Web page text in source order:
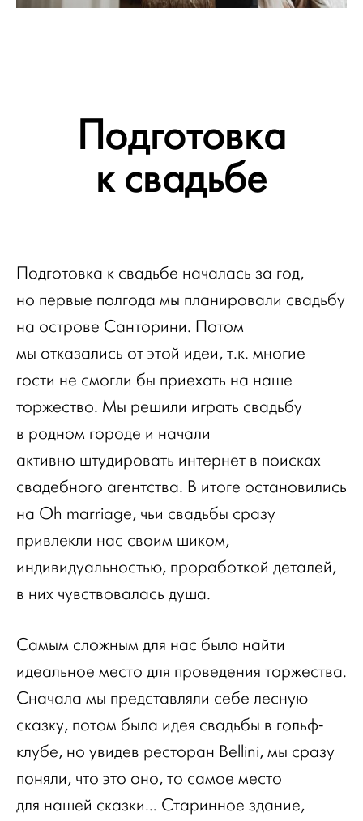
Подготовка
к свадьбе
Подготовка к свадьбе началась за год,
но первые полгода мы планировали свадьбу
на острове Санторини. Потом
мы отказались от этой идеи, т.к. многие
гости не смогли бы приехать на наше
торжество. Мы решили играть свадьбу
в родном городе и начали
активно штудировать интернет в поисках
свадебного агентства. В итоге остановились
на Oh marriage, чьи свадьбы сразу
привлекли нас своим шиком,
индивидуальностью, проработкой деталей,
в них чувствовалась душа.
Самым сложным для нас было найти
идеальное место для проведения торжества.
Сначала мы представляли себе лесную
сказку, потом была идея свадьбы в гольф-
клубе, но увидев ресторан Bellini, мы сразу
поняли, что это оно, то самое место
для нашей сказки… Старинное здание,